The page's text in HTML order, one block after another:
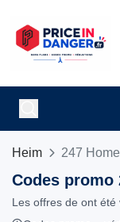
Heim 247
Codes promo
Les offres de ont